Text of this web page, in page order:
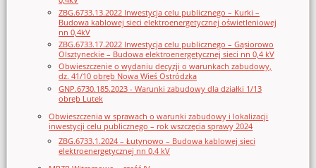
ZBG.6733.13.2022 Inwestycja celu publicznego – Kurki –
Budowa kablowej sieci elektroenergetycznej oświetleniowej
nn 0,4kV
ZBG.6733.17.2022 Inwestycja celu publicznego – Gąsiorowo
Olsztyneckie – Budowa elektroenergetycznej sieci nn 0,4 kV
Obwieszczenie o wydaniu decyzji o warunkach zabudowy,
dz. 41/10 obręb Nowa Wieś Ostródzka
GNP.6730.185.2023 - Warunki zabudowy dla działki 1/13
obręb Lutek
Obwieszczenia w sprawach o warunki zabudowy i lokalizacji
inwestycji celu publicznego – rok wszczęcia sprawy 2024
ZBG.6733.1.2024 – Łutynowo – Budowa kablowej sieci
elektroenergetycznej nn 0,4 kV